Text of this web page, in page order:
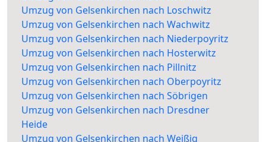
Umzug von Gelsenkirchen nach Loschwitz
Umzug von Gelsenkirchen nach Wachwitz
Umzug von Gelsenkirchen nach Niederpoyritz
Umzug von Gelsenkirchen nach Hosterwitz
Umzug von Gelsenkirchen nach Pillnitz
Umzug von Gelsenkirchen nach Oberpoyritz
Umzug von Gelsenkirchen nach Söbrigen
Umzug von Gelsenkirchen nach Dresdner
Heide
Umzug von Gelsenkirchen nach Weißig